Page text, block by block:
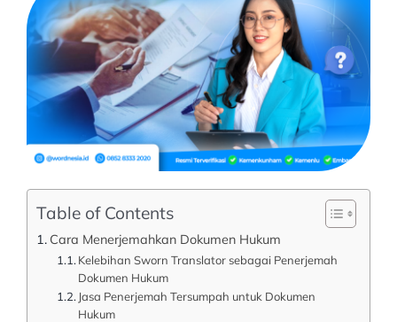
Table of Contents
Cara Menerjemahkan Dokumen Hukum
Kelebihan Sworn Translator sebagai Penerjemah
Dokumen Hukum
Jasa Penerjemah Tersumpah untuk Dokumen
Hukum